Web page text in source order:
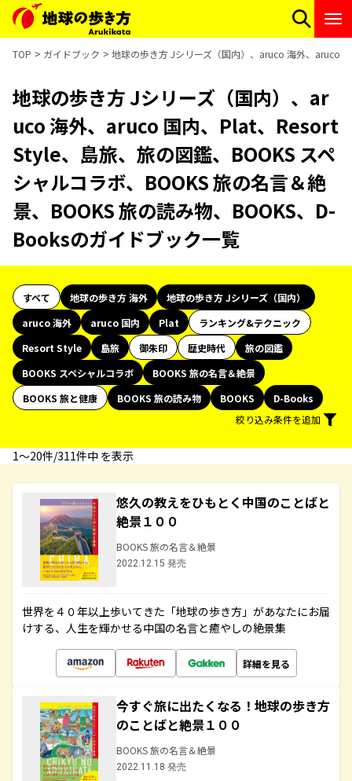
TOP ガイドブック 地球の歩き方 Jシリーズ（国内）、aruco 海外、aruco
地球の歩き方 Jシリーズ（国内）、ar
uco 海外、aruco 国内、Plat、Resort
Style、島旅、旅の図鑑、BOOKS スペ
シャルコラボ、BOOKS 旅の名言＆絶
景、BOOKS 旅の読み物、BOOKS、D-
Booksのガイドブック一覧
すべて 地球の歩き方 海外
地球の歩き方 Jシリーズ（国内）
aruco 海外
aruco 国内 Plat
ランキング&テクニック
Resort Style
島旅 御朱印 歴史時代
旅の図鑑
BOOKS スペシャルコラボ
BOOKS 旅の名言＆絶景
BOOKS 旅と健康
BOOKS 旅の読み物 BOOKS
D-Books
絞り込み条件を追加
1〜20件/311件中 を表示
悠久の教えをひもとく中国のことばと
絶景１００
BOOKS 旅の名言＆絶景
2022.12.15 発売
世界を４０年以上歩いてきた「地球の歩き方」があなたにお届
けする、人生を輝かせる中国の名言と癒やしの絶景集
詳細を見る
今すぐ旅に出たくなる！地球の歩き方
のことばと絶景１００
BOOKS 旅の名言＆絶景
2022.11.18 発売